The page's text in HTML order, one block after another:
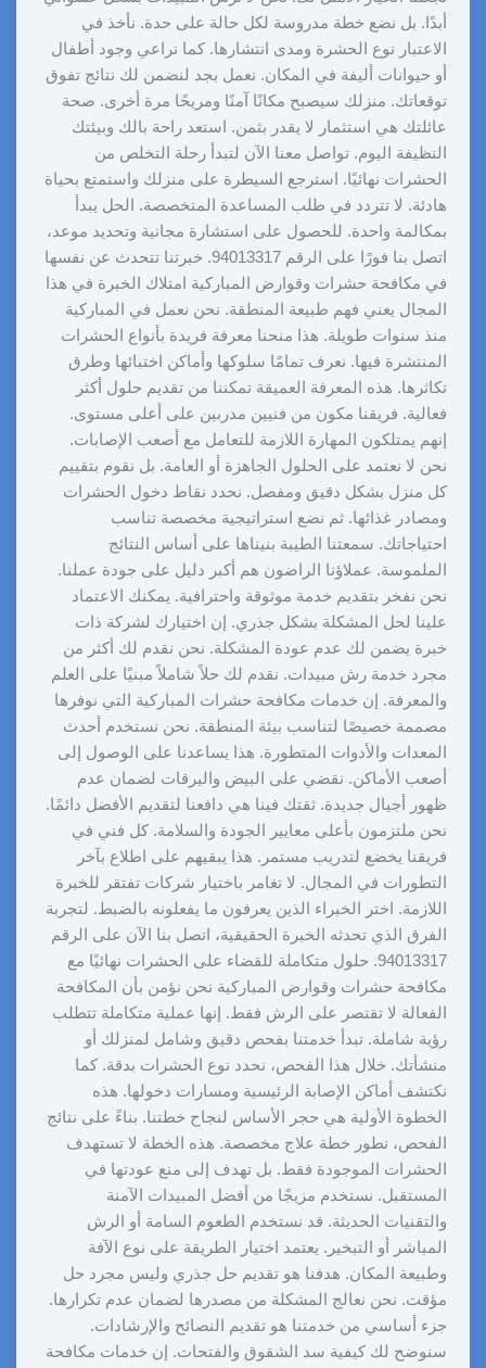
أبدًا. بل نضع خطة مدروسة لكل حالة على حدة. نأخذ في
الاعتبار نوع الحشرة ومدى انتشارها. كما نراعي وجود أطفال
أو حيوانات أليفة في المكان. نعمل بجد لنضمن لك نتائج تفوق
توقعاتك. منزلك سيصبح مكانًا آمنًا ومريحًا مرة أخرى. صحة
عائلتك هي استثمار لا يقدر بثمن. استعد راحة بالك وبيئتك
النظيفة اليوم. تواصل معنا الآن لتبدأ رحلة التخلص من
الحشرات نهائيًا. استرجع السيطرة على منزلك واستمتع بحياة
هادئة. لا تتردد في طلب المساعدة المتخصصة. الحل يبدأ
بمكالمة واحدة. للحصول على استشارة مجانية وتحديد موعد،
اتصل بنا فورًا على الرقم 94013317. خبرتنا تتحدث عن نفسها
في مكافحة حشرات وقوارض المباركية امتلاك الخبرة في هذا
المجال يعني فهم طبيعة المنطقة. نحن نعمل في المباركية
منذ سنوات طويلة. هذا منحنا معرفة فريدة بأنواع الحشرات
المنتشرة فيها. نعرف تمامًا سلوكها وأماكن اختبائها وطرق
تكاثرها. هذه المعرفة العميقة تمكننا من تقديم حلول أكثر
فعالية. فريقنا مكون من فنيين مدربين على أعلى مستوى.
إنهم يمتلكون المهارة اللازمة للتعامل مع أصعب الإصابات.
نحن لا نعتمد على الحلول الجاهزة أو العامة. بل نقوم بتقييم
كل منزل بشكل دقيق ومفصل. نحدد نقاط دخول الحشرات
ومصادر غذائها. ثم نضع استراتيجية مخصصة تناسب
احتياجاتك. سمعتنا الطيبة بنيناها على أساس النتائج
الملموسة. عملاؤنا الراضون هم أكبر دليل على جودة عملنا.
نحن نفخر بتقديم خدمة موثوقة واحترافية. يمكنك الاعتماد
علينا لحل المشكلة بشكل جذري. إن اختيارك لشركة ذات
خبرة يضمن لك عدم عودة المشكلة. نحن نقدم لك أكثر من
مجرد خدمة رش مبيدات. نقدم لك حلاً شاملاً مبنيًا على العلم
والمعرفة. إن خدمات مكافحة حشرات المباركية التي نوفرها
مصممة خصيصًا لتناسب بيئة المنطقة. نحن نستخدم أحدث
المعدات والأدوات المتطورة. هذا يساعدنا على الوصول إلى
أصعب الأماكن. نقضي على البيض واليرقات لضمان عدم
ظهور أجيال جديدة. ثقتك فينا هي دافعنا لتقديم الأفضل دائمًا.
نحن ملتزمون بأعلى معايير الجودة والسلامة. كل فني في
فريقنا يخضع لتدريب مستمر. هذا يبقيهم على اطلاع بآخر
التطورات في المجال. لا تغامر باختيار شركات تفتقر للخبرة
اللازمة. اختر الخبراء الذين يعرفون ما يفعلونه بالضبط. لتجربة
الفرق الذي تحدثه الخبرة الحقيقية، اتصل بنا الآن على الرقم
94013317. حلول متكاملة للقضاء على الحشرات نهائيًا مع
مكافحة حشرات وقوارض المباركية نحن نؤمن بأن المكافحة
الفعالة لا تقتصر على الرش فقط. إنها عملية متكاملة تتطلب
رؤية شاملة. تبدأ خدمتنا بفحص دقيق وشامل لمنزلك أو
منشأتك. خلال هذا الفحص، نحدد نوع الحشرات بدقة. كما
نكتشف أماكن الإصابة الرئيسية ومسارات دخولها. هذه
الخطوة الأولية هي حجر الأساس لنجاح خطتنا. بناءً على نتائج
الفحص، نطور خطة علاج مخصصة. هذه الخطة لا تستهدف
الحشرات الموجودة فقط. بل تهدف إلى منع عودتها في
المستقبل. نستخدم مزيجًا من أفضل المبيدات الآمنة
والتقنيات الحديثة. قد نستخدم الطعوم السامة أو الرش
المباشر أو التبخير. يعتمد اختيار الطريقة على نوع الآفة
وطبيعة المكان. هدفنا هو تقديم حل جذري وليس مجرد حل
مؤقت. نحن نعالج المشكلة من مصدرها لضمان عدم تكرارها.
جزء أساسي من خدمتنا هو تقديم النصائح والإرشادات.
سنوضح لك كيفية سد الشقوق والفتحات. إن خدمات مكافحة